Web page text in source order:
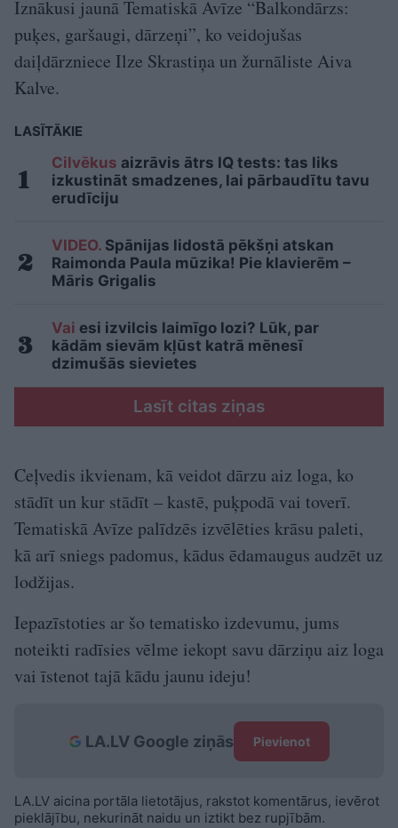
Iznākusi jaunā Tematiskā Avīze “Balkondārzs:
puķes, garšaugi, dārzeņi”, ko veidojušas
daiļdārzniece Ilze Skrastiņa un žurnāliste Aiva
Kalve.
LASĪTĀKIE
Cilvēkus aizrāvis ātrs IQ tests: tas liks
izkustināt smadzenes, lai pārbaudītu tavu
erudīciju
VIDEO. Spānijas lidostā pēkšņi atskan
Raimonda Paula mūzika! Pie klavierēm –
Māris Grigalis
Vai esi izvilcis laimīgo lozi? Lūk, par
kādām sievām kļūst katrā mēnesī
dzimušās sievietes
Lasīt citas ziņas
Ceļvedis ikvienam, kā veidot dārzu aiz loga, ko
stādīt un kur stādīt – kastē, puķpodā vai toverī.
Tematiskā Avīze palīdzēs izvēlēties krāsu paleti,
kā arī sniegs padomus, kādus ēdamaugus audzēt uz
lodžijas.
Iepazīstoties ar šo tematisko izdevumu, jums
noteikti radīsies vēlme iekopt savu dārziņu aiz loga
vai īstenot tajā kādu jaunu ideju!
LA.LV Google ziņās Pievienot
LA.LV aicina portāla lietotājus, rakstot komentārus, ievērot
pieklājību, nekurināt naidu un iztikt bez rupjībām.